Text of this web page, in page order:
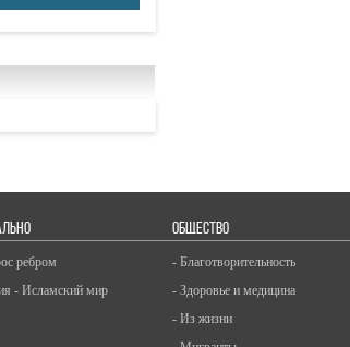
ребром
- Исламский мир
ОБЩЕСТВО
- Благотворительность
- Здоровье и медицина
- Из жизни